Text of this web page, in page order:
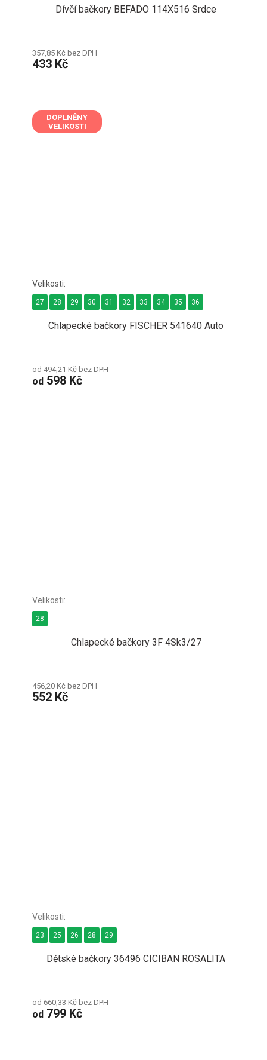
Dívčí bačkory BEFADO 114X516 Srdce
357,85 Kč bez DPH
433 Kč
DOPLNĚNY
VELIKOSTI
Chlapecké bačkory FISCHER 541640 Auto
od 494,21 Kč bez DPH
od 598 Kč
27 28 29 30 31 32 33 34 35 36
Chlapecké bačkory 3F 4Sk3/27
456,20 Kč bez DPH
552 Kč
28
Dětské bačkory 36496 CICIBAN ROSALITA
od 660,33 Kč bez DPH
od 799 Kč
23 25 26 28 29